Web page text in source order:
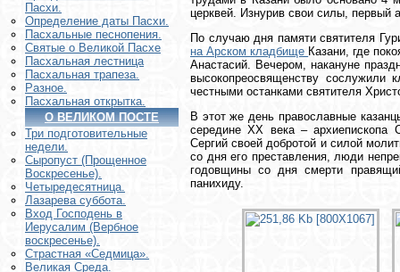
Пасхи.
Определение даты Пасхи.
Пасхальные песнопения.
Святые о Великой Пасхе
Пасхальная лестница
Пасхальная трапеза.
Разное.
Пасхальная открытка.
О ВЕЛИКОМ ПОСТЕ
Три подготовительные
недели.
Сыропуст (Прощенное
Воскресенье).
Четыредесятница.
Лазарева суббота.
Вход Господень в
Иерусалим (Вербное
воскресенье).
Страстная «Седмица».
Великая Среда.
церквей. Изнурив свои силы, первый
По случаю дня памяти святителя
на Арском кладбище Казани, где
Анастасий. Вечером, накануне
высокопреосвященству сослужили
честными останками святителя
В этот же день православные
середине XX века – архиепископа
Сергий своей добротой и силой
со дня его преставления, люди
годовщины со дня смерти
панихиду.